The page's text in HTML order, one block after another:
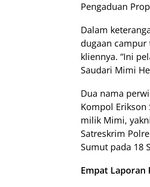
Pengaduan
Dalam
dugaan
kliennya. “Ini
Saudari Mimi
Dua nama
Kompol
milik Mimi,
Satreskrim
Sumut pada 18
Empat Laporan